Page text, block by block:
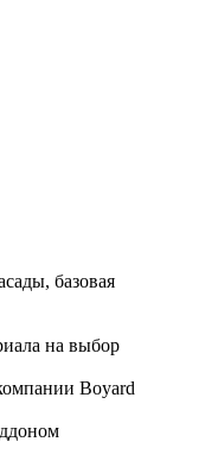
базовая
на выбор
Boyard